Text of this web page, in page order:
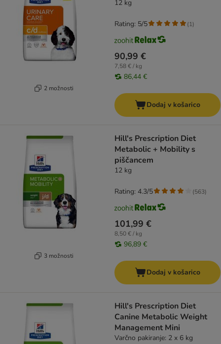
2 možnosti
12 kg
90,99 €
7,58 € / kg
86,44 €
Rating: 5/5 (1)
Dodaj v košarico
3 možnosti
Hill's Prescription Diet
Metabolic + Mobility s
piščancem
12 kg
101,99 €
8,50 € / kg
96,89 €
Rating: 4.3/5 (563)
Dodaj v košarico
Hill's Prescription Diet
Canine Metabolic Weight
Management Mini
Varčno pakiranje: 2 x 6 kg